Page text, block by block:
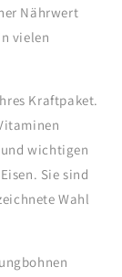
Nährwert
vielen
Kraftpaket.
wichtigen
Sie sind
Wahl